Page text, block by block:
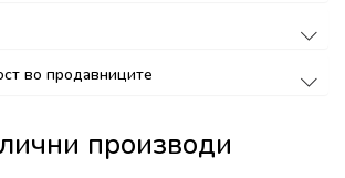
во продавниците
производи